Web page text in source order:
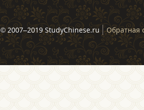
© 2007–2019 StudyChinese.ru Обратная